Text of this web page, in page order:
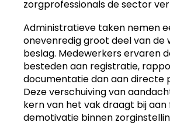
zorgprofessionals de sector
Administratieve taken nemen
onevenredig groot deel van de
beslag. Medewerkers ervaren
besteden aan registratie,
documentatie dan aan directe
Deze verschuiving van
kern van het vak draagt bij
demotivatie binnen